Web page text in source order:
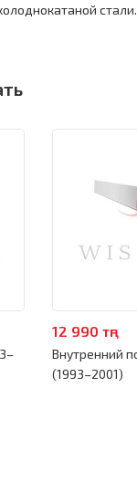
стали.
12 990 тңг
Внутренний
(1993–2001)